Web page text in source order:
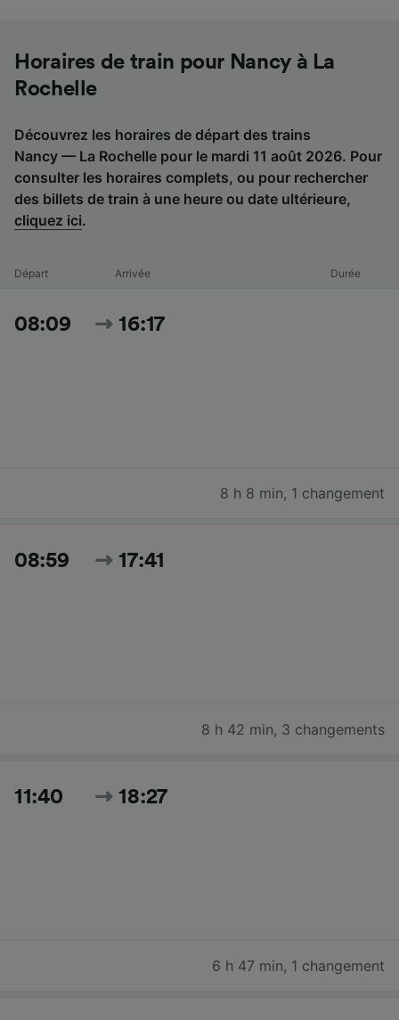
Horaires de train pour Nancy à La
Rochelle
Découvrez les horaires de départ des trains
Nancy — La Rochelle pour le mardi 11 août 2026. Pour
consulter les horaires complets, ou pour rechercher
des billets de train à une heure ou date ultérieure,
cliquez ici.
Départ Arrivée Durée
08:09 16:17
8 h 8 min, 1 changement
08:59 17:41
8 h 42 min, 3 changements
11:40 18:27
6 h 47 min, 1 changement